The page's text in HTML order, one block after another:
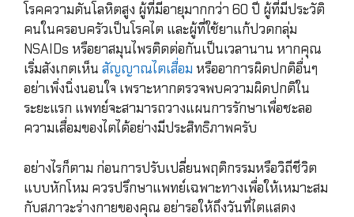
โรคความดันโลหิตสูง ผู้ที่มีอายุมากกว่า 60 ปี ผู้ที่มีประวัติ
คนในครอบครัวเป็นโรคไต และผู้ที่ใช้ยาแก้ปวดกลุ่ม
NSAIDs หรือยาสมุนไพรติดต่อกันเป็นเวลานาน หากคุณ
เริ่มสังเกตเห็น สัญญาณไตเสื่อม หรืออาการผิดปกติอื่นๆ
อย่าเพิ่งนิ่งนอนใจ เพราะหากตรวจพบความผิดปกติใน
ระยะแรก แพทย์จะสามารถวางแผนการรักษาเพื่อชะลอ
ความเสื่อมของไตได้อย่างมีประสิทธิภาพครับ
อย่างไรก็ตาม ก่อนการปรับเปลี่ยนพฤติกรรมหรือวิถีชีวิต
แบบหักโหม ควรปรึกษาแพทย์เฉพาะทางเพื่อให้เหมาะสม
กับสภาวะร่างกายของคุณ อย่ารอให้ถึงวันที่ไตแสดง